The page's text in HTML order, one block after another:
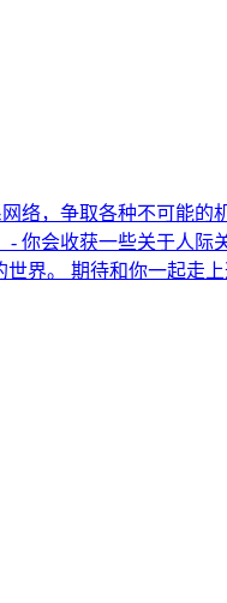
，争取各种不可能的
你会收获一些关于人
界。 期待和你一起走上